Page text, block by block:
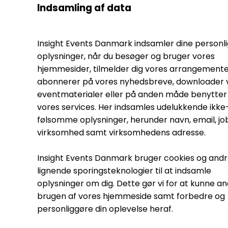
Indsamling af data
Insight Events Danmark indsamler dine
oplysninger, når du besøger og bruger vores
hjemmesider, tilmelder dig vores
abonnerer på vores nyhedsbreve, downloader
eventmaterialer eller på anden måde benytter
vores services. Her indsamles udelukkende
følsomme oplysninger, herunder navn, email,
virksomhed samt virksomhedens adresse.
Insight Events Danmark bruger cookies og
lignende sporingsteknologier til at indsamle
oplysninger om dig. Dette gør vi for at kunne
brugen af vores hjemmeside samt forbedre og
personliggøre din oplevelse heraf.